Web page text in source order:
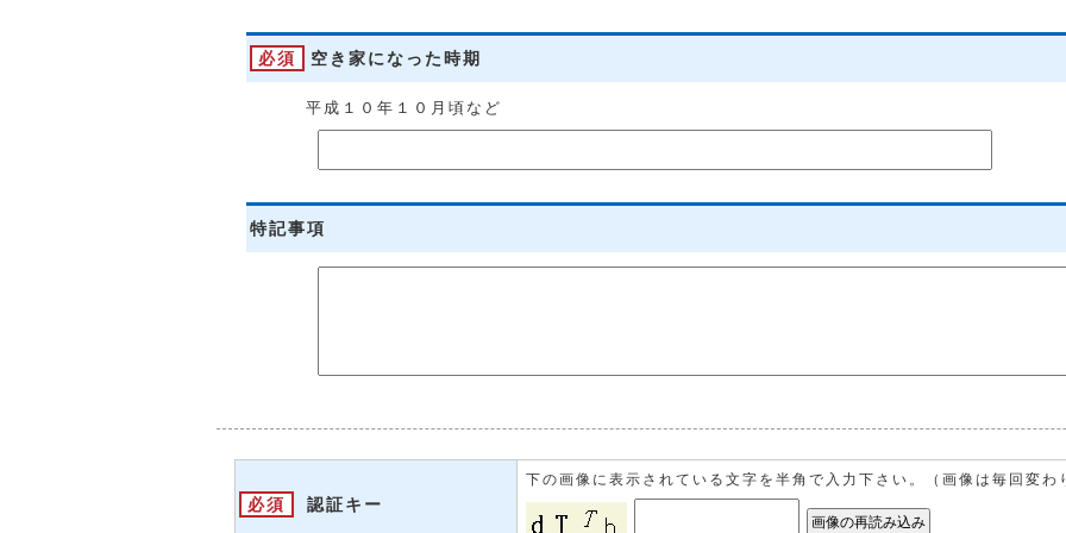
必須 空き家になった時期
平成１０年１０月頃など
特記事項
必須 認証キー
下の画像に表示されている文字を半角で入力下さい。（画像は毎回変わ